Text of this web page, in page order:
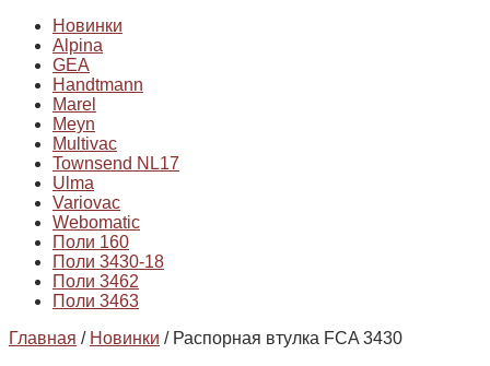
Новинки
Alpina
GEA
Handtmann
Marel
Meyn
Multivac
Townsend NL17
Ulma
Variovac
Webomatic
Поли 160
Поли 3430-18
Поли 3462
Поли 3463
Главная / Новинки / Распорная втулка FCA 3430